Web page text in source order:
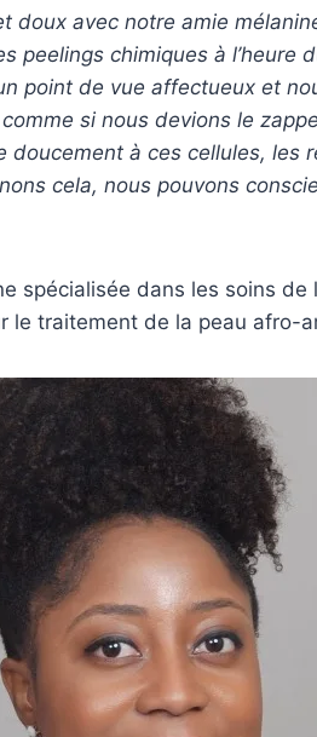
doux avec notre amie
peelings chimiques à l’heure
point de vue affectueux et
si nous devions le
à ces cellules, les
cela, nous pouvons
spécialisée dans les soins de
le traitement de la peau afro-